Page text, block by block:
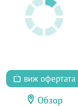
виж офертата
Обзор